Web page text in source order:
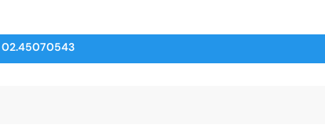
02.45070543